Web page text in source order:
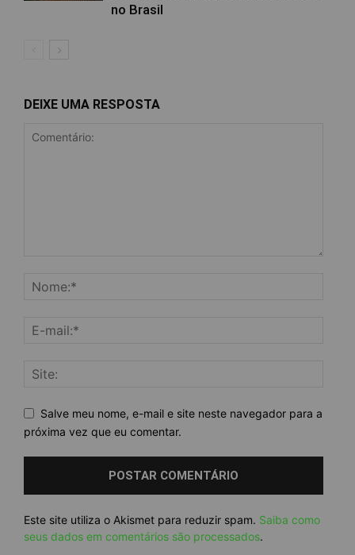
no Brasil
DEIXE UMA RESPOSTA
Salve meu nome, e-mail e site neste navegador para a
próxima vez que eu comentar.
Este site utiliza o Akismet para reduzir spam. Saiba como
seus dados em comentários são processados.